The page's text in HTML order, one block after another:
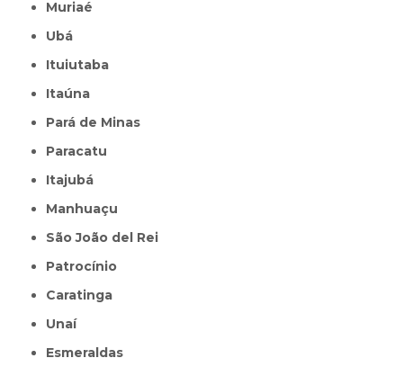
Muriaé
Ubá
Ituiutaba
Itaúna
Pará de Minas
Paracatu
Itajubá
Manhuaçu
São João del Rei
Patrocínio
Caratinga
Unaí
Esmeraldas